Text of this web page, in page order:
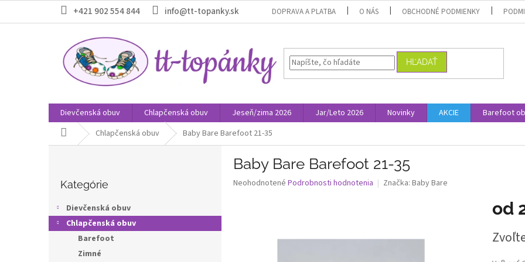
obsah
+421 902 554 844 info@tt-topanky.sk DOPRAVA A PLATBA O NÁS OBCHODNÉ PODMIENKY
HĽADAŤ
Dievčenská obuv Chlapčenská obuv Jeseň/zima 2026 Jar/Leto 2026 Novinky AKCIE Barefoot
Domov Chlapčenská obuv Baby Bare Barefoot 21-35
p
a
kategórie
Kategórie
Dievčenská obuv
Chlapčenská obuv
Barefoot
Zimné
Baby Bare Barefoot 21-35
Priemerné
Neohodnotené Podrobnosti hodnotenia Značka: Baby Bare
od
cena: